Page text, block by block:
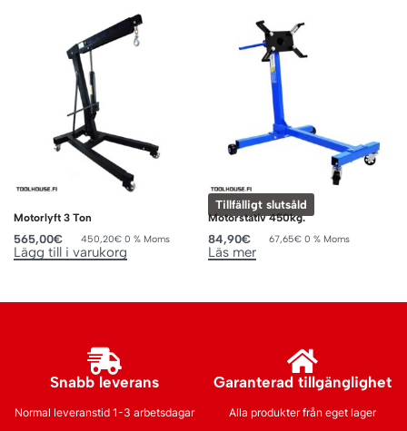
Motorlyft 3 Ton
565,00€ 450,20€ 0 % Moms
Lägg till i varukorg
Tillfälligt slutsåld
Motorstativ 450kg.
84,90€ 67,65€ 0 % Moms
Läs mer
Snabb leverans
Normal leveranstid 1-3 arbetsdagar
Garanterad tillgänglighet
Alla produkter från eget lager